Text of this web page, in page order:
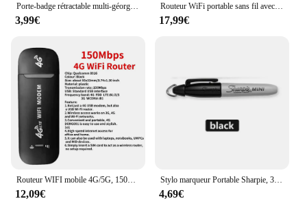
**Designed for the Modern Lifestyle**
The Portable Cordless Straightener Brush 2 in 1
Curling is not just a tool; it's a statement of modern
hair care. Its sleek design and compact size make it
an essential accessory for the on-the-go individual.
Whether you're a professional hairstylist looking
for a portable solution or a busy individual who
values convenience, this tool is the perfect addition
to your hair care arsenal. With its dual functionality
and advanced heating capabilities, it's the ultimate
tool for creating salon-quality styles without the
salon hassle.
3,99€
Routeur WiFi portable sans fil avec port USB, Micro EpiCard, Modem 4G, 300Mbps, Débloqué, Intégré, 3200mAh
17,99€
Routeur WIFI mobile 4G/5G, 150Mbps, sans fil, avec fente pour carte SIM, modem portable de poche, pour voiture
12,09€
Stylo marqueur Portable Sharpie, 3 couleurs, étanche, artisanat Permanent pour bois, plastique, métal, verre, peinture, écriture, fournitures d'art
4,69€